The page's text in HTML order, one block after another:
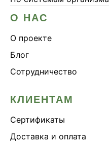
О НАС
О проекте
Блог
Сотрудничество
КЛИЕНТАМ
Сертификаты
Доставка и оплата